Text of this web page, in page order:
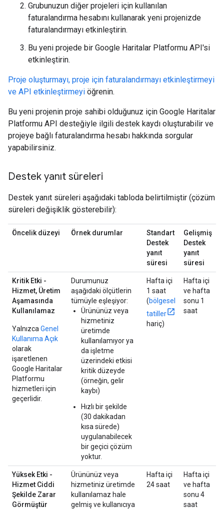
Grubunuzun diğer projeleri için kullanılan
faturalandırma hesabını kullanarak yeni projenizde
faturalandırmayı etkinleştirin.
Bu yeni projede bir Google Haritalar Platformu API'si
etkinleştirin.
Proje oluşturmayı, proje için faturalandırmayı etkinleştirmeyi
ve API etkinleştirmeyi öğrenin.
Bu yeni projenin proje sahibi olduğunuz için Google Haritalar
Platformu API desteğiyle ilgili destek kaydı oluşturabilir ve
projeye bağlı faturalandırma hesabı hakkında sorgular
yapabilirsiniz.
Destek yanıt süreleri
Destek yanıt süreleri aşağıdaki tabloda belirtilmiştir (çözüm
süreleri değişiklik gösterebilir):
Öncelik düzeyi Örnek durumlar
Standart
Destek
yanıt
süresi
Gelişmiş
Destek
yanıt
süresi
Kritik Etki -
Hizmet, Üretim
Aşamasında
Kullanılamaz
Yalnızca Genel
Kullanıma Açık
olarak
işaretlenen
Google Haritalar
Platformu
hizmetleri için
geçerlidir.
Durumunuz
aşağıdaki ölçütlerin
tümüyle eşleşiyor:
Ürününüz veya
hizmetiniz
üretimde
kullanılamıyor ya
da işletme
üzerindeki etkisi
kritik düzeyde
(örneğin, gelir
kaybı)
Hızlı bir şekilde
(30 dakikadan
kısa sürede)
uygulanabilecek
bir geçici çözüm
yoktur.
Hafta içi
1 saat
(bölgesel
tatiller
hariç)
Hafta içi
ve hafta
sonu 1
saat
Yüksek Etki -
Hizmet Ciddi
Şekilde Zarar
Görmüştür
Ürününüz veya
hizmetiniz üretimde
kullanılamaz hale
gelmiş ve kullanıcıya
Hafta içi
24 saat
Hafta içi
ve hafta
sonu 4
saat